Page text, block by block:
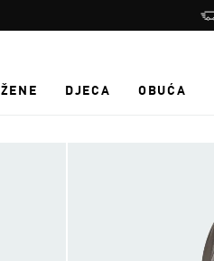
ŽENE DJECA OBUĆA